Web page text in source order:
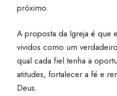
próximo.
A proposta da Igreja é que
vividos como um
qual cada fiel tenha a
atitudes, fortalecer a fé e
Deus.